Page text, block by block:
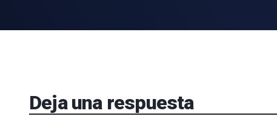
Deja una respuesta